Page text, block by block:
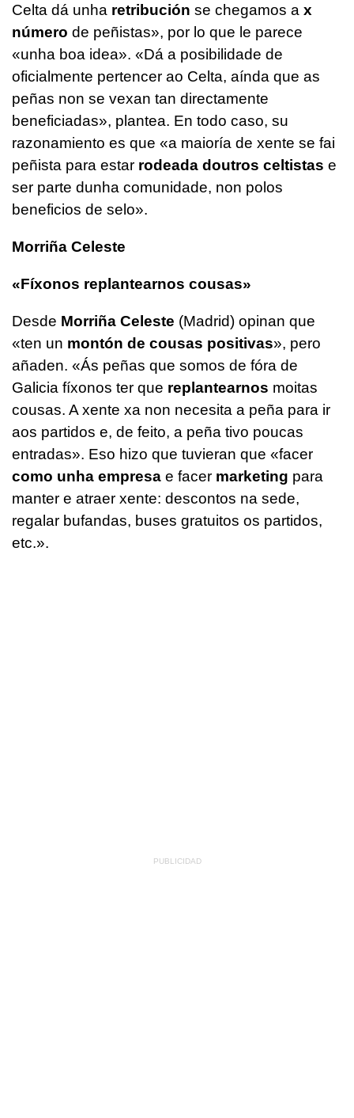
Celta dá unha retribución se chegamos a x
número de peñistas», por lo que le parece
«unha boa idea». «Dá a posibilidade de
oficialmente pertencer ao Celta, aínda que as
peñas non se vexan tan directamente
beneficiadas», plantea. En todo caso, su
razonamiento es que «a maioría de xente se fai
peñista para estar rodeada doutros celtistas e
ser parte dunha comunidade, non polos
beneficios de selo».
Morriña Celeste
«Fíxonos replantearnos cousas»
Desde Morriña Celeste (Madrid) opinan que
«ten un montón de cousas positivas», pero
añaden. «Ás peñas que somos de fóra de
Galicia fíxonos ter que replantearnos moitas
cousas. A xente xa non necesita a peña para ir
aos partidos e, de feito, a peña tivo poucas
entradas». Eso hizo que tuvieran que «facer
como unha empresa e facer marketing para
manter e atraer xente: descontos na sede,
regalar bufandas, buses gratuitos os partidos,
etc.».